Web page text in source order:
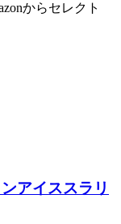
からセレクト
アイススラリ